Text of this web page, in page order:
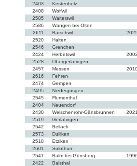
2403
Kestenholz
2408
Wolfwil
2585
Walterswil
2586
Wangen bei Olten
2611
Bärschwil
2520
Halten
2546
Grenchen
2424
Herbetswil
2528
Obergerlafingen
2457
Messen
2616
Fehren
2474
Gempen
2495
Niedergösgen
2545
Flumenthal
2404
Neuendorf
2430
Welschenrohr-Gänsbrunnen
2519
Gerlafingen
2542
Bellach
2573
Dulliken
2518
Etziken
2601
Solothurn
2541
Balm bei Günsberg
2422
Balsthal